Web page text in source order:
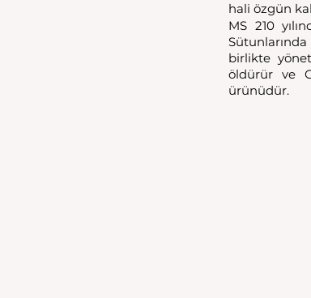
hali özgün
MS 210
birlikte
öldürür ve
ürünüdür.